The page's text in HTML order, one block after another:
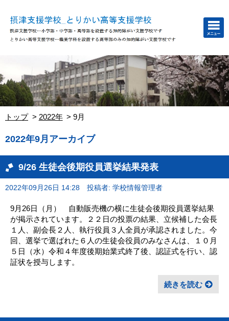
トップ 2022年 9月
2022年9月アーカイブ
9/26 生徒会後期役員選挙結果発表
2022年09月26日 14:28 投稿者: 学校情報管理者
9月26日（月） 自動販売機の横に生徒会後期役員選挙結果
が掲示されています。２２日の投票の結果、立候補した会長
１人、副会長２人、執行役員３人全員が承認されました。今
回、選挙で選ばれた６人の生徒会役員のみなさんは、１０月
５日（水）令和４年度後期始業式終了後、認証式を行い、認
証状を授与します。
続きを読む